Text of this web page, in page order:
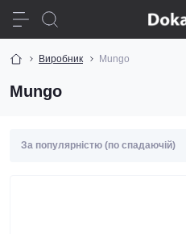
Виробник Mungo
Mungo